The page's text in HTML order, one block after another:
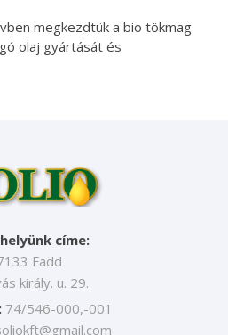
megkezdtük a bio tökmag
olaj gyártását és
címe:
Fadd
király. u. 29.
74/546-000,-001